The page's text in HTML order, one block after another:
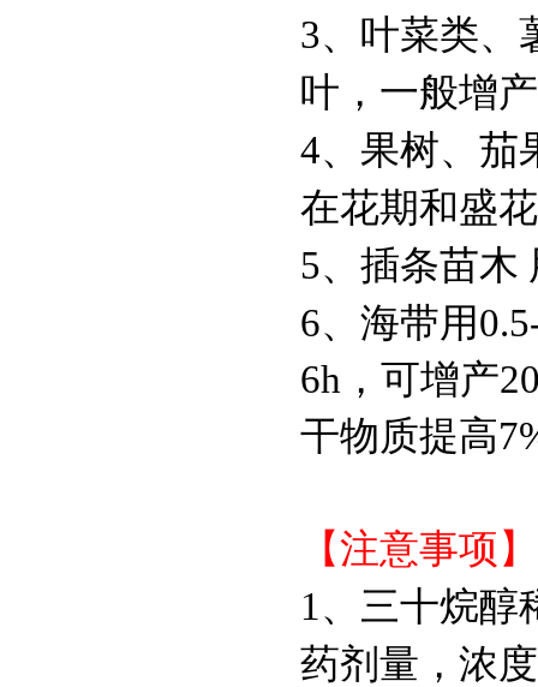
3、叶菜类、
叶，一般增
4、果树、茄
在花期和盛
5、插条苗木
6、海带用
6h，可增产
干物质提高
【注意事项】
1、三十烷醇
药剂量，浓